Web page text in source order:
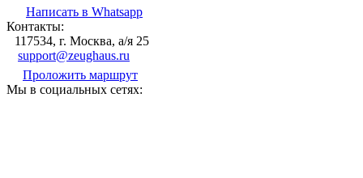
Написать в Whatsapp
Контакты:
117534, г. Москва, а/я 25
support@zeughaus.ru
Проложить маршрут
Мы в социальных сетях: